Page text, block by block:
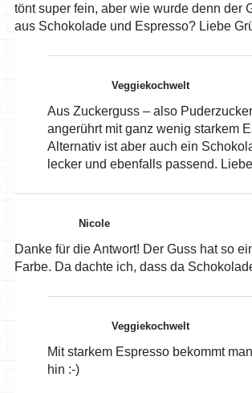
tönt super fein, aber wie wurde denn der
aus Schokolade und Espresso? Liebe
Veggiekochwelt
Aus Zuckerguss – also
angerührt mit ganz wenig starkem
Alternativ ist aber auch ein
lecker und ebenfalls passend.
Nicole
Danke für die Antwort! Der Guss hat so
Farbe. Da dachte ich, dass da
Veggiekochwelt
Mit starkem Espresso bekommt
hin :-)